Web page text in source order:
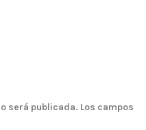
será publicada. Los campos